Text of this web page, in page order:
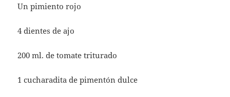
Un pimiento rojo
4 dientes de ajo
200 ml. de tomate triturado
1 cucharadita de pimentón dulce